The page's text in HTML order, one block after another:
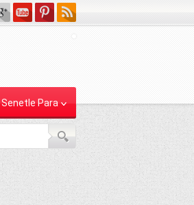
Senetle Para